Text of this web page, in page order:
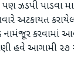
ઝડપી પાડવા
અટકાયત કરાયેલા
નામંજૂર
હવે આગામી